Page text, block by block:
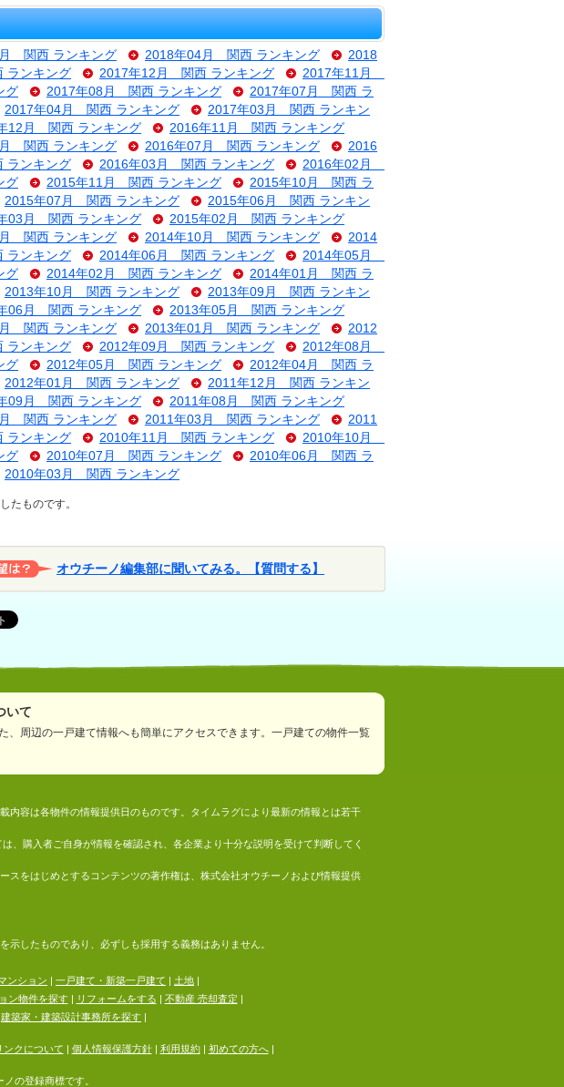
関西 ランキング 2018年04月 関西 ランキング
2018
ンキング 2017年12月 関西 ランキング
2017年11月
グ 2017年08月 関西 ランキング
2017年07月 関西 ラ
2017年04月 関西 ランキング
2017年03月 関西 ランキン
12月 関西 ランキング
2016年11月 関西 ランキング
関西 ランキング 2016年07月 関西 ランキング
2016
ンキング 2016年03月 関西 ランキング
2016年02月
グ 2015年11月 関西 ランキング
2015年10月 関西 ラ
2015年07月 関西 ランキング
2015年06月 関西 ランキン
03月 関西 ランキング
2015年02月 関西 ランキング
関西 ランキング 2014年10月 関西 ランキング
2014
ンキング 2014年06月 関西 ランキング
2014年05月
グ 2014年02月 関西 ランキング
2014年01月 関西 ラ
2013年10月 関西 ランキング
2013年09月 関西 ランキン
06月 関西 ランキング
2013年05月 関西 ランキング
関西 ランキング 2013年01月 関西 ランキング
2012
ンキング 2012年09月 関西 ランキング
2012年08月
グ 2012年05月 関西 ランキング
2012年04月 関西 ラ
2012年01月 関西 ランキング
2011年12月 関西 ランキン
09月 関西 ランキング
2011年08月 関西 ランキング
関西 ランキング 2011年03月 関西 ランキング
2011
ンキング 2010年11月 関西 ランキング
2010年10月
グ 2010年07月 関西 ランキング
2010年06月 関西 ラ
2010年03月 関西 ランキング
たものです。
オウチーノ編集部に聞いてみる。【質問する】
いて
周辺の一戸建て情報へも簡単にアクセスできます。一戸建ての物件一覧
容は各物件の情報提供日のものです。タイムラグにより最新の情報とは若干
、購入者ご自身が情報を確認され、各企業より十分な説明を受けて判断してく
をはじめとするコンテンツの著作権は、株式会社オウチーノおよび情報提供
したものであり、必ずしも採用する義務はありません。
ンション 一戸建て・新築一戸建て 土地
ン物件を探す| リフォームをする 不動産 売却査定
建築家・建築設計事務所を探す
ンクについて 個人情報保護方針| 利用規約| 初めての方へ|
の登録商標です。